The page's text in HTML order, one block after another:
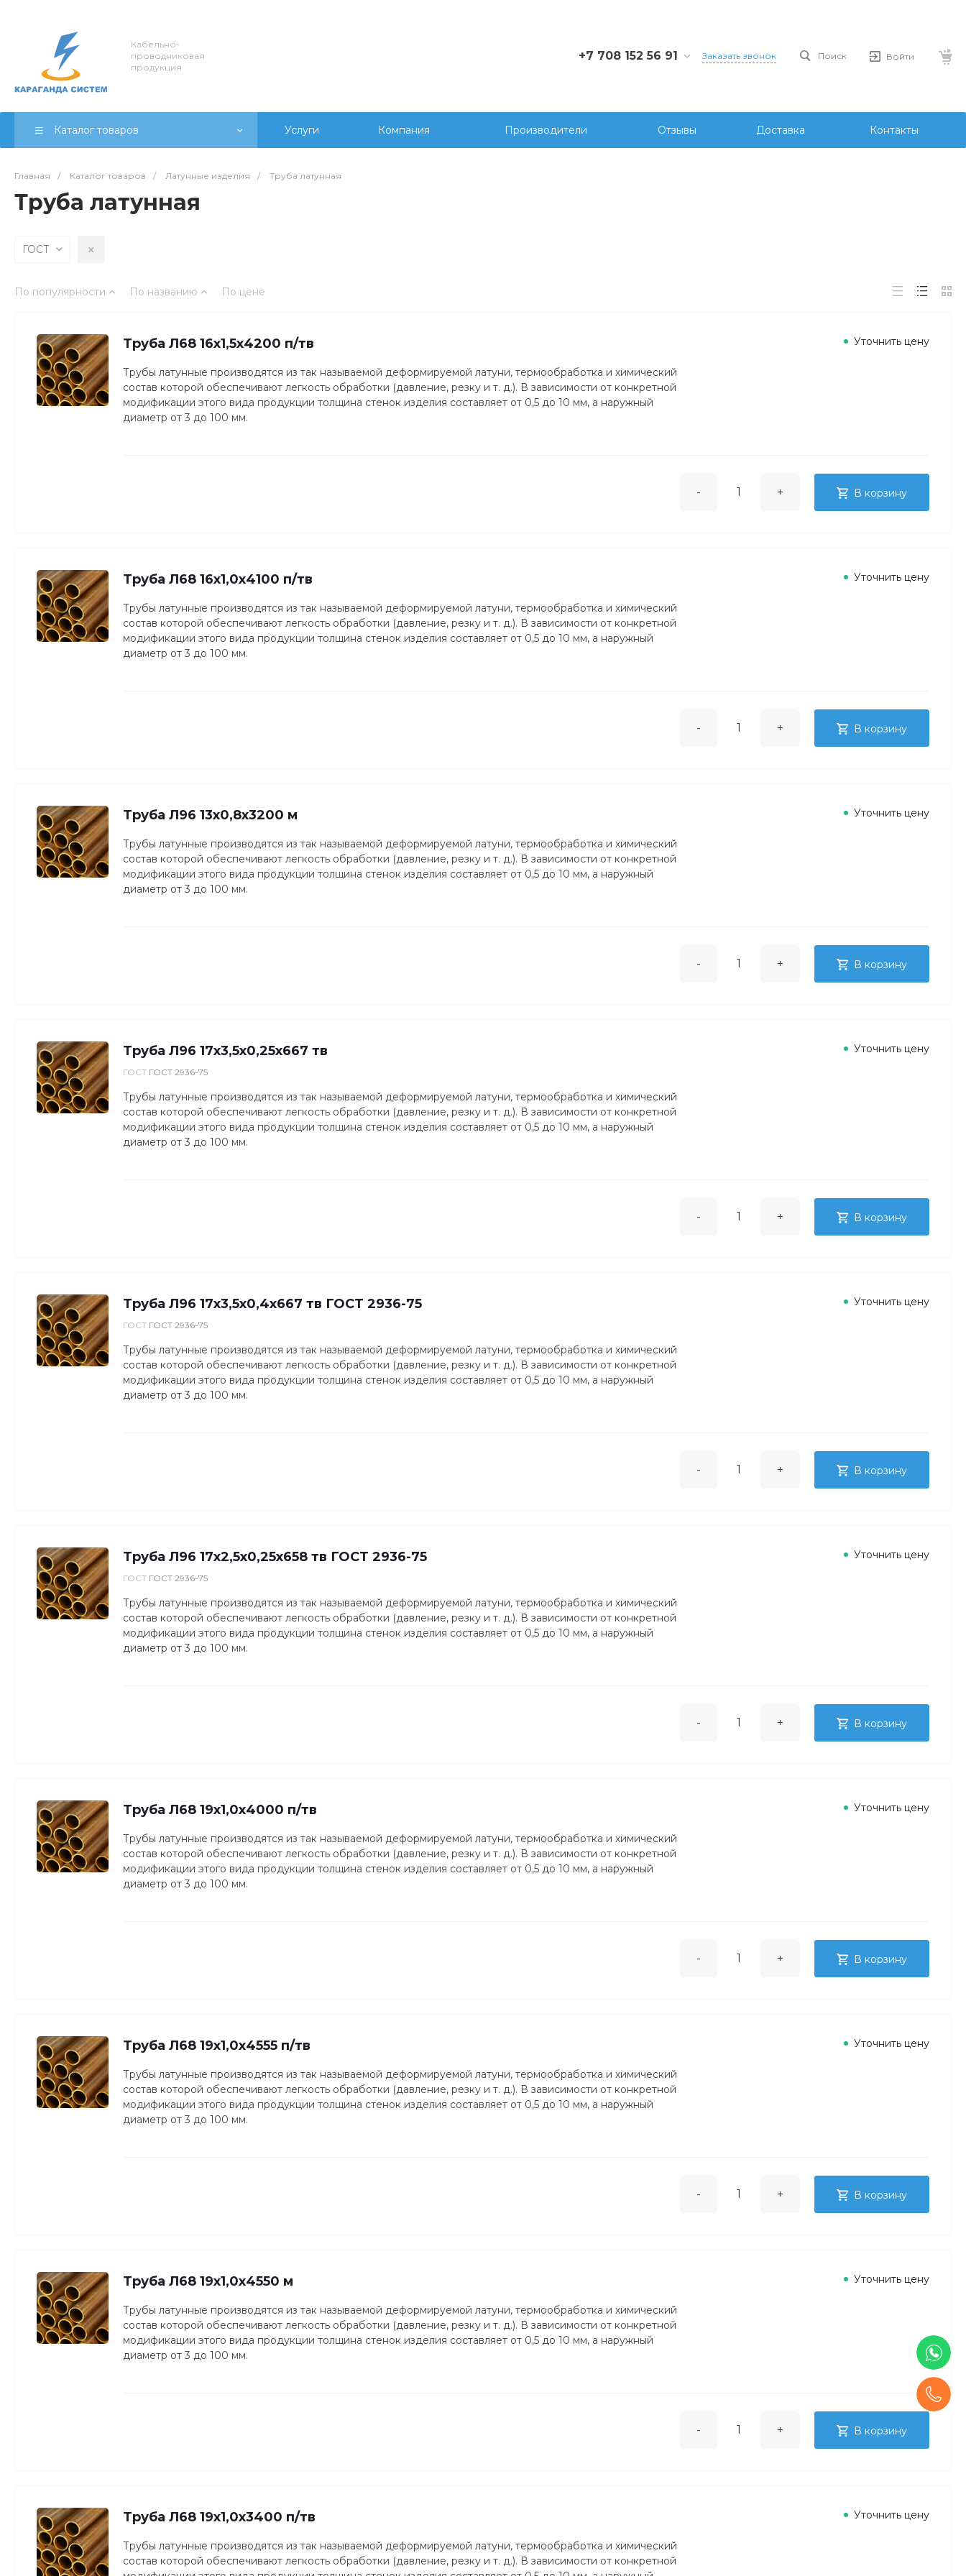
Кабельно-
проводниковая
продукция
+7 708 152 56 91 Заказать звонок Поиск Войти
Каталог товаров Услуги Компания Производители Отзывы Доставка Контакты
Главная / Каталог товаров / Латунные изделия / Труба латунная
Труба латунная
ГОСТ
По популярности По названию По цене
Труба Л68 16х1,5х4200 п/тв Уточнить цену
Трубы латунные производятся из так называемой деформируемой латуни, термообработка и химический
состав которой обеспечивают легкость обработки (давление, резку и т. д.). В зависимости от конкретной
модификации этого вида продукции толщина стенок изделия составляет от 0,5 до 10 мм, а наружный
диаметр от 3 до 100 мм.
- + В корзину
Труба Л68 16х1,0х4100 п/тв Уточнить цену
Трубы латунные производятся из так называемой деформируемой латуни, термообработка и химический
состав которой обеспечивают легкость обработки (давление, резку и т. д.). В зависимости от конкретной
модификации этого вида продукции толщина стенок изделия составляет от 0,5 до 10 мм, а наружный
диаметр от 3 до 100 мм.
- + В корзину
Труба Л96 13х0,8х3200 м Уточнить цену
Трубы латунные производятся из так называемой деформируемой латуни, термообработка и химический
состав которой обеспечивают легкость обработки (давление, резку и т. д.). В зависимости от конкретной
модификации этого вида продукции толщина стенок изделия составляет от 0,5 до 10 мм, а наружный
диаметр от 3 до 100 мм.
- + В корзину
Труба Л96 17х3,5х0,25х667 тв
ГОСТ ГОСТ 2936-75
Уточнить цену
Трубы латунные производятся из так называемой деформируемой латуни, термообработка и химический
состав которой обеспечивают легкость обработки (давление, резку и т. д.). В зависимости от конкретной
модификации этого вида продукции толщина стенок изделия составляет от 0,5 до 10 мм, а наружный
диаметр от 3 до 100 мм.
- + В корзину
Труба Л96 17х3,5х0,4х667 тв ГОСТ 2936-75
ГОСТ ГОСТ 2936-75
Уточнить цену
Трубы латунные производятся из так называемой деформируемой латуни, термообработка и химический
состав которой обеспечивают легкость обработки (давление, резку и т. д.). В зависимости от конкретной
модификации этого вида продукции толщина стенок изделия составляет от 0,5 до 10 мм, а наружный
диаметр от 3 до 100 мм.
- + В корзину
Труба Л96 17х2,5х0,25х658 тв ГОСТ 2936-75
ГОСТ ГОСТ 2936-75
Уточнить цену
Трубы латунные производятся из так называемой деформируемой латуни, термообработка и химический
состав которой обеспечивают легкость обработки (давление, резку и т. д.). В зависимости от конкретной
модификации этого вида продукции толщина стенок изделия составляет от 0,5 до 10 мм, а наружный
диаметр от 3 до 100 мм.
- + В корзину
Труба Л68 19х1,0х4000 п/тв Уточнить цену
Трубы латунные производятся из так называемой деформируемой латуни, термообработка и химический
состав которой обеспечивают легкость обработки (давление, резку и т. д.). В зависимости от конкретной
модификации этого вида продукции толщина стенок изделия составляет от 0,5 до 10 мм, а наружный
диаметр от 3 до 100 мм.
- + В корзину
Труба Л68 19х1,0х4555 п/тв Уточнить цену
Трубы латунные производятся из так называемой деформируемой латуни, термообработка и химический
состав которой обеспечивают легкость обработки (давление, резку и т. д.). В зависимости от конкретной
модификации этого вида продукции толщина стенок изделия составляет от 0,5 до 10 мм, а наружный
диаметр от 3 до 100 мм.
- + В корзину
Труба Л68 19х1,0х4550 м Уточнить цену
Трубы латунные производятся из так называемой деформируемой латуни, термообработка и химический
состав которой обеспечивают легкость обработки (давление, резку и т. д.). В зависимости от конкретной
модификации этого вида продукции толщина стенок изделия составляет от 0,5 до 10 мм, а наружный
диаметр от 3 до 100 мм.
- + В корзину
Труба Л68 19х1,0х3400 п/тв Уточнить цену
Трубы латунные производятся из так называемой деформируемой латуни, термообработка и химический
состав которой обеспечивают легкость обработки (давление, резку и т. д.). В зависимости от конкретной